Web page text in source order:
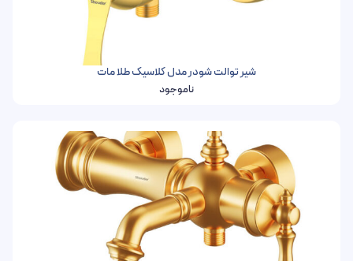
شیر توالت شودر مدل کلاسیک طلا مات
ناموجود